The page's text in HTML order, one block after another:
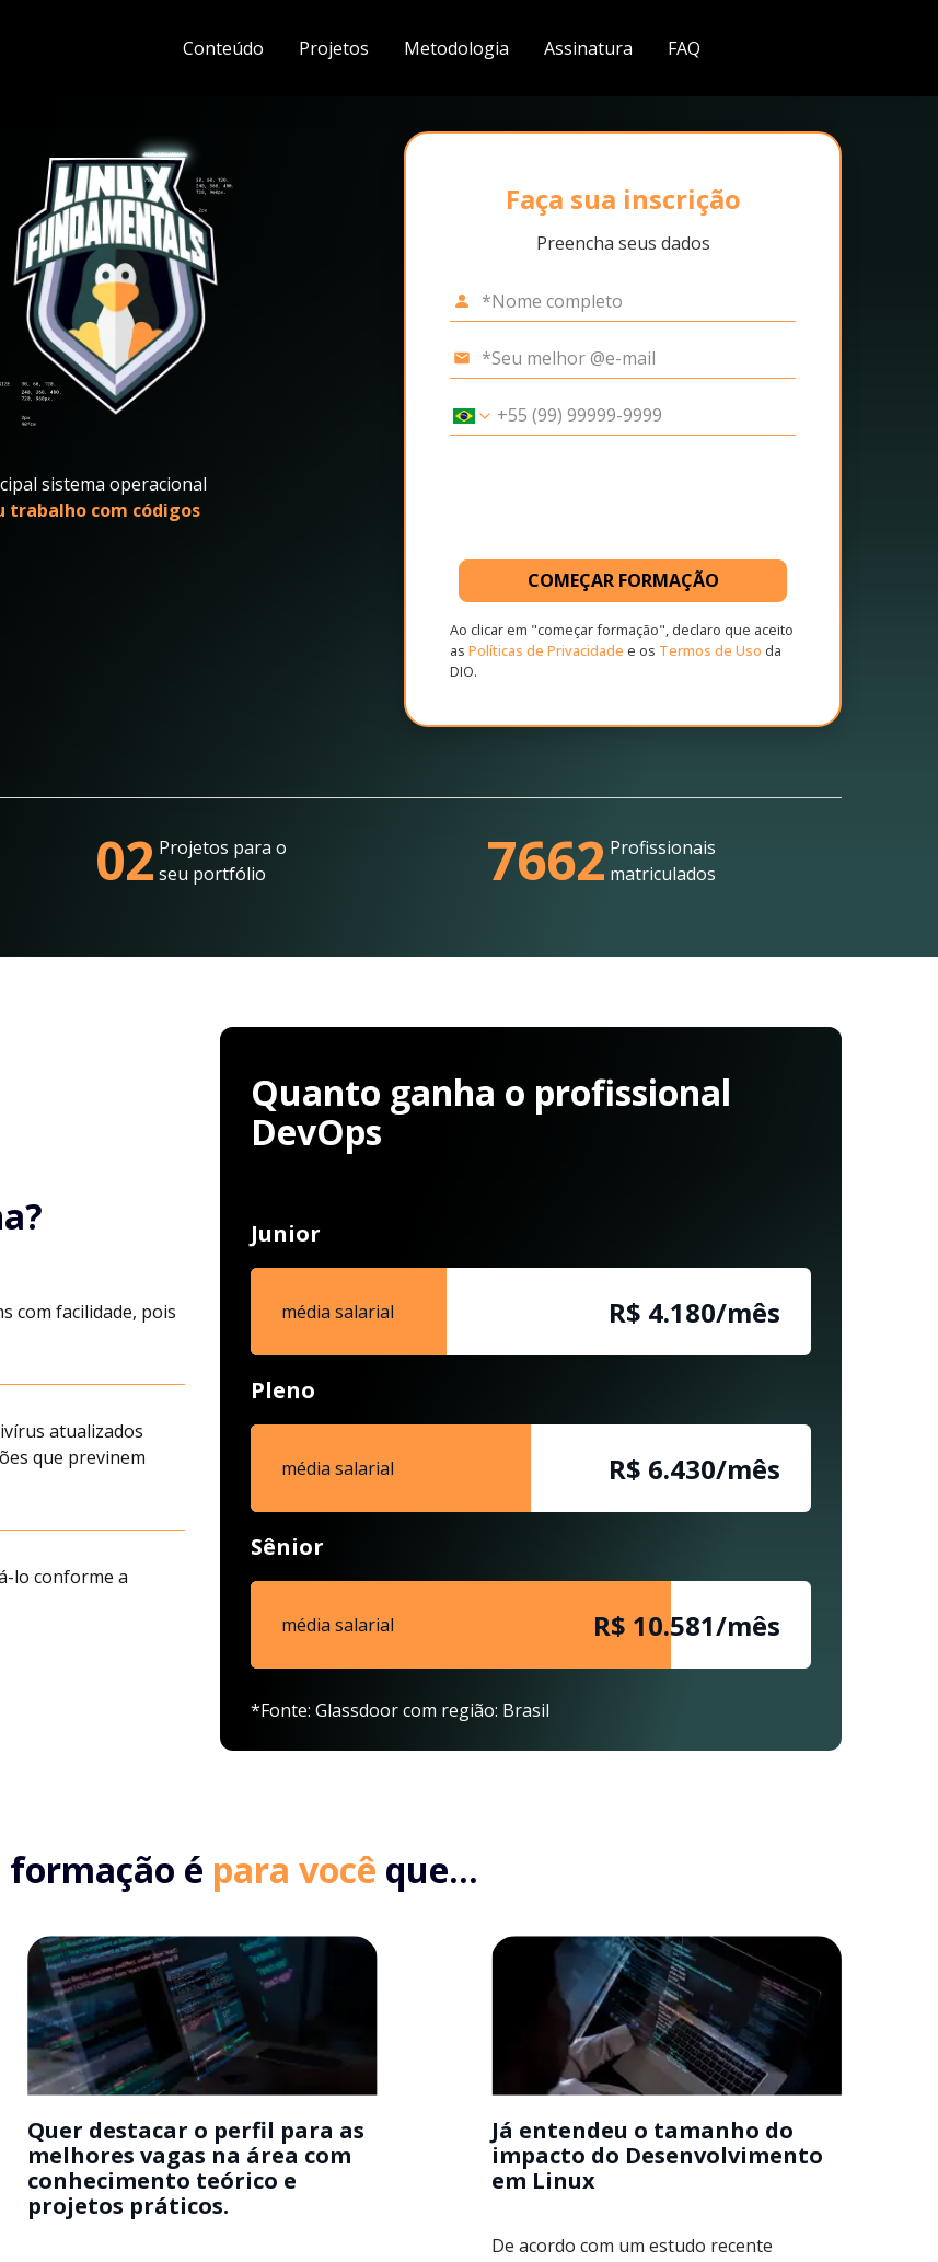
Conteúdo Projetos Metodologia Assinatura FAQ
sistema operacional
trabalho com códigos
Faça sua inscrição
Preencha seus dados
COMEÇAR FORMAÇÃO
Ao clicar em "começar formação", declaro que aceito
as Políticas de Privacidade e os Termos de Uso da
DIO.
02 Projetos para o
seu portfólio
7662 Profissionais
matriculados
com facilidade, pois
atualizados
que previnem
lo conforme a
Quanto ganha o profissional
DevOps
Junior
média salarial R$ 4.180/mês
Pleno
média salarial R$ 6.430/mês
Sênior
média salarial R$ 10.581/mês
*Fonte: Glassdoor com região: Brasil
formação é para você que...
Quer destacar o perfil para as
melhores vagas na área com
conhecimento teórico e
projetos práticos.
Já entendeu o tamanho do
impacto do Desenvolvimento
em Linux
De acordo com um estudo recente